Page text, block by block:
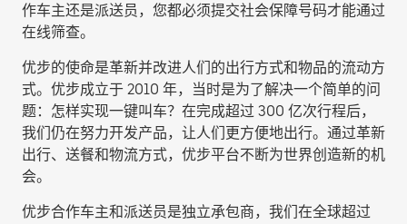
作车主还是派送员，您都必须提交社会保障号码才能通过
在线筛查。
优步的使命是革新并改进人们的出行方式和物品的流动方
式。优步成立于 2010 年，当时是为了解决一个简单的问
题：怎样实现一键叫车？在完成超过 300 亿次行程后，
我们仍在努力开发产品，让人们更方便地出行。通过革新
出行、送餐和物流方式，优步平台不断为世界创造新的机
会。
优步合作车主和派送员是独立承包商，我们在全球超过